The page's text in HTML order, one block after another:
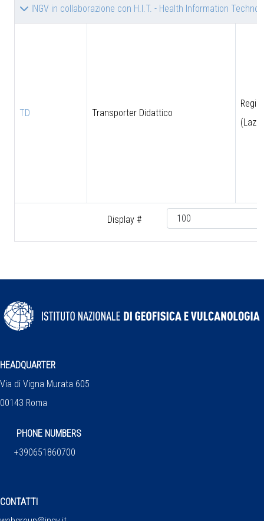
Display #
INGV in collaborazione con H.I.T. - Health Information
TD Transporter Didattico
HEADQUARTER
Via di Vigna Murata 605
00143 Roma
PHONE NUMBERS
+390651860700
CONTATTI